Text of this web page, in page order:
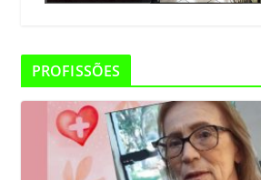
PROFISSÕES